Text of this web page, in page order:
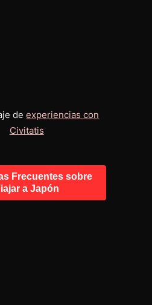
deexperiencias con
Civitatis
Frecuentes sobre
a Japón